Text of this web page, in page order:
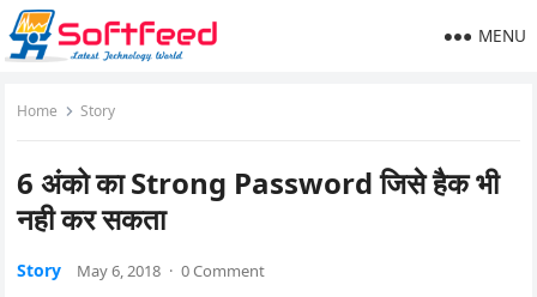
MENU
Home Story
6 अंको का Strong Password जिसे हैक भी
नही कर सकता
Story May 6, 2018 · 0 Comment